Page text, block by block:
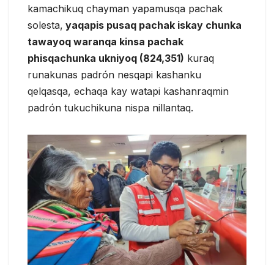
kamachikuq chayman yapamusqa pachak
solesta, yaqapis pusaq pachak iskay chunka
tawayoq waranqa kinsa pachak
phisqachunka ukniyoq (824,351) kuraq
runakunas padrón nesqapi kashanku
qelqasqa, echaqa kay watapi kashanraqmin
padrón tukuchikuna nispa nillantaq.